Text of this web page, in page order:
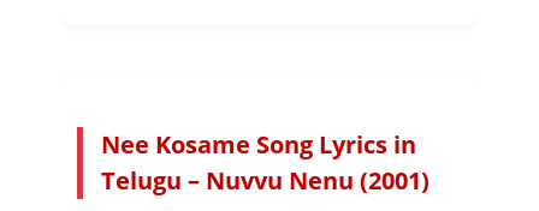
Nee Kosame Song Lyrics in
Telugu – Nuvvu Nenu (2001)